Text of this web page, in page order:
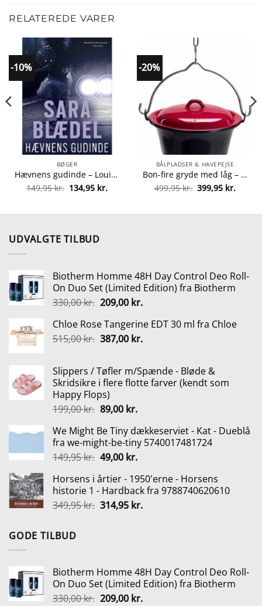
RELATEREDE VARER
-10%
BØGER
Hævnens gudinde – Louise Rick 5 – Paperback fra 9788771080711
149,95kr. Den
oprindelige
149,95 kr..
134,95 kr.
aktuelle
134,95 kr..
-20%
BÅLPLADSER & HAVEPEJSE
Bon-fire gryde med låg – 6 liter fra Bon-fire 5708085100022
499,95kr. Den
oprindelige
499,95 kr..
399,95 kr.
kr..
UDVALGTE TILBUD
Biotherm Homme 48H Day Control Deo Roll-
On Duo Set (Limited Edition) fra Biotherm
330,00kr. Den
pris
var:
209,00 kr.Den
pris
er:
Chloe Rose Tangerine EDT 30 ml fra Chloe
515,00kr. Den
var:
515,00 kr..
387,00 kr.Den
er:
387,00 kr..
Slippers / Tøfler m/Spænde - Bløde &
Skridsikre i flere flotte farver (kendt som
Happy Flops)
199,00kr. Den
pris
var:
199,00 kr..
89,00 kr.Den
pris
er:
89,00 kr..
We Might Be Tiny dækkeserviet - Kat - Dueblå
fra we-might-be-tiny 5740017481724
149,95kr. Den
pris
var:
149,95 kr..
49,00 kr.Den
pris
er:
49,00 kr..
Horsens i årtier - 1950'erne - Horsens
historie 1 - Hardback fra 9788740620610
349,95kr. Den
314,95 kr.Den
GODE TILBUD
Biotherm Homme 48H Day Control Deo Roll-
On Duo Set (Limited Edition) fra Biotherm
330,00kr. Den
209,00 kr.Den